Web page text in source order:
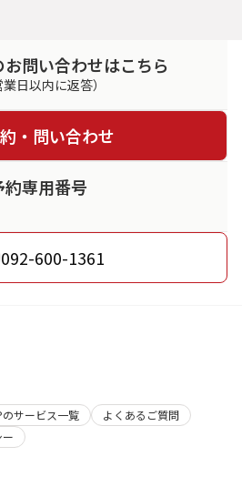
問い合わせはこちら
業日以内に返答）
・問い合わせ
約専用番号
092-600-1361
のサービス一覧
よくあるご質問